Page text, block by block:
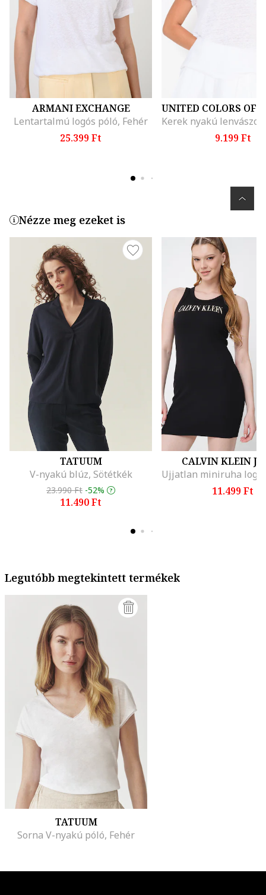
ARMANI EXCHANGE
Lentartalmú logós póló, Fehér
25.399 Ft
9.199 Ft
Nézze meg ezeket is
TATUUM
V-nyakú blúz, Sötétkék
23.990 Ft -52%
11.490 Ft
CALVIN KLEIN
11.499 Ft
Legutóbb megtekintett termékek
TATUUM
Sorna V-nyakú póló, Fehér